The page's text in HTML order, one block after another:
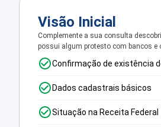
Visão Inicial
Complemente a sua consulta
possui algum protesto com bancos e
Confirmação de existência
Dados cadastrais básicos
Situação na Receita Federal